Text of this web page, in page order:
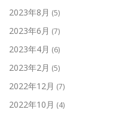
2023年8月 (5)
2023年6月 (7)
2023年4月 (6)
2023年2月 (5)
2022年12月 (7)
2022年10月 (4)